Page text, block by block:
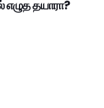
எழுத தயாரா?